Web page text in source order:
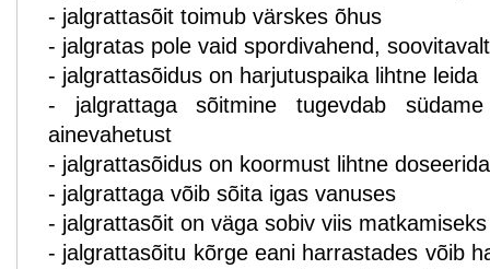
- jalgrattasõit toimub värskes õhus
- jalgratas pole vaid spordivahend,
- jalgrattasõidus on harjutuspaika lihtne leida
- jalgrattaga sõitmine tugevdab
ainevahetust
- jalgrattasõidus on koormust lihtne doseerida
- jalgrattaga võib sõita igas vanuses
- jalgrattasõit on väga sobiv viis matkamiseks
- jalgrattasõitu kõrge eani harrastades võib